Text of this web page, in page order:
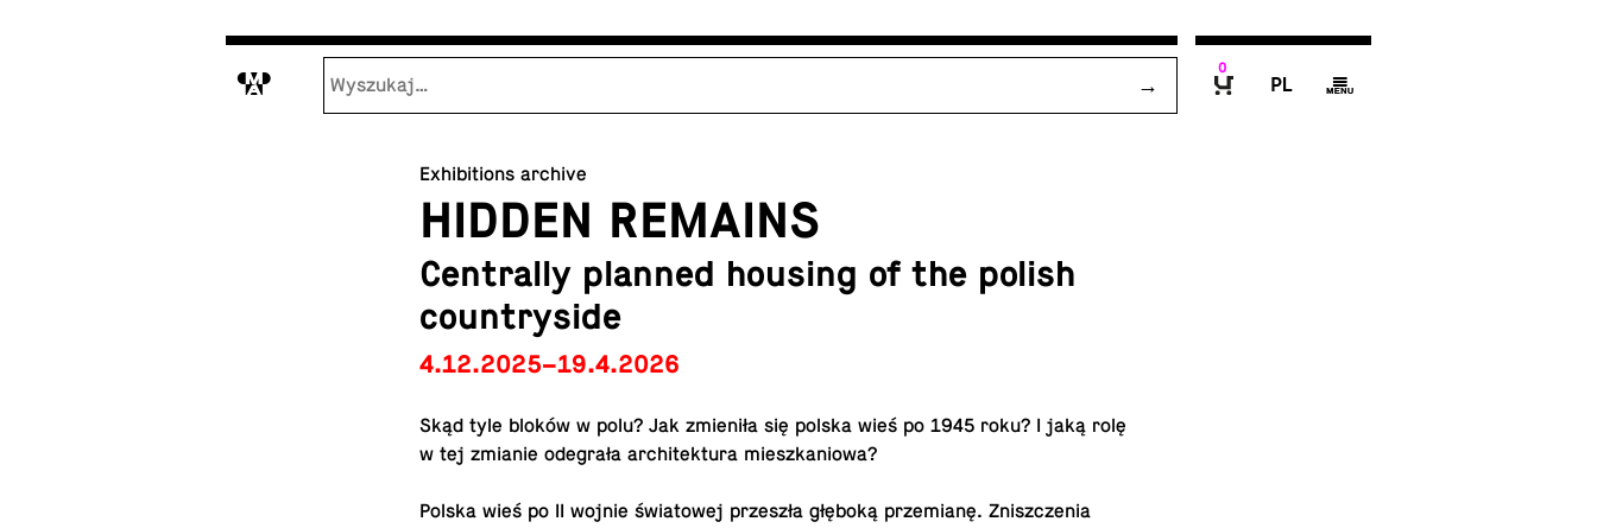
M
0
P g
Exhibitions archive
HIDDEN REMAINS
Centrally planned housing of the polish
countryside
4.12.2025–19.4.2026
Skąd tyle bloków w polu? Jak zmieniła się polska wieś po 1945 roku? I jaką rolę
w tej zmianie odegrała ar­chitek­tura mieszkaniowa?
Polska wieś po II wojnie świa­towej przeszła głęboką przemianę. Zniszczenia